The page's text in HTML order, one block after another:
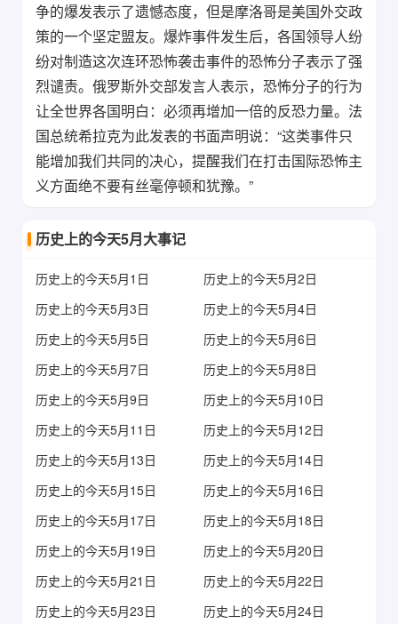
争的爆发表示了遗憾态度，但是摩洛哥是美国外交政
策的一个坚定盟友。爆炸事件发生后，各国领导人纷
纷对制造这次连环恐怖袭击事件的恐怖分子表示了强
烈谴责。俄罗斯外交部发言人表示，恐怖分子的行为
让全世界各国明白：必须再增加一倍的反恐力量。法
国总统希拉克为此发表的书面声明说：“这类事件只
能增加我们共同的决心，提醒我们在打击国际恐怖主
义方面绝不要有丝毫停顿和犹豫。”
历史上的今天5月大事记
历史上的今天5月1日
历史上的今天5月2日
历史上的今天5月3日
历史上的今天5月4日
历史上的今天5月5日
历史上的今天5月6日
历史上的今天5月7日
历史上的今天5月8日
历史上的今天5月9日
历史上的今天5月10日
历史上的今天5月11日
历史上的今天5月12日
历史上的今天5月13日
历史上的今天5月14日
历史上的今天5月15日
历史上的今天5月16日
历史上的今天5月17日
历史上的今天5月18日
历史上的今天5月19日
历史上的今天5月20日
历史上的今天5月21日
历史上的今天5月22日
历史上的今天5月23日
历史上的今天5月24日